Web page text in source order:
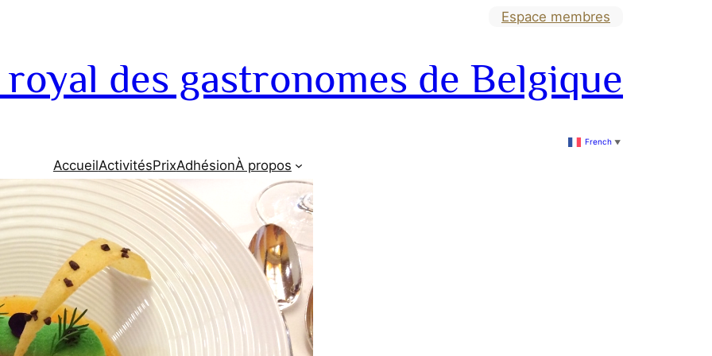
Espace membres
des gastronomes de Belgique
French ▼
AccueilActivitésPrixAdhésionÀ propos